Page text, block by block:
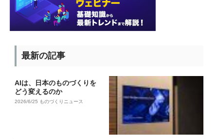
最新の記事
AIは、日本のものづくりを
どう変えるのか
2026/6/25 ものづくりニュース